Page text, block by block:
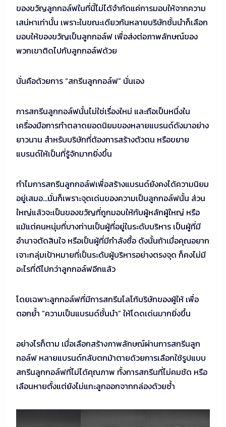
ของขวัญลูกกอล์ฟในที่นี้ไม่ได้จำกัดแค่การมอบให้จากความ
เสน่หาเท่านั้น เพราะในขณะเดียวกันหลายบริษัทชั้นนำก็เลือก
มอบให้ของขวัญเป็นลูกกอล์ฟ เพื่อส่งต่อภาพลักษณ์ของ
พวกเขาติดไปกับลูกกอล์ฟด้วย
นั่นคือด้วยการ “สกรีนลูกกอล์ฟ” นั่นเอง
การสกรีนลูกกอล์ฟนั้นไม่ใช่เรื่องใหม่ และถือเป็นหนึ่งใน
เครื่องมือการทำตลาดยอดนิยมของหลายแบรนด์ดังมาอย่าง
ยาวนาน สำหรับบริษัทที่ต้องการสร้างตัวตน หรือขยาย
แบรนด์ให้เป็นที่รู้จักมากยิ่งขึ้น
ทำไมการสกรีนลูกกอล์ฟเพื่อสร้างแบรนด์ยังคงได้ความนิยม
อยู่เสมอ…นั่นก็เพราะจุดเด่นของความเป็นลูกกอล์ฟนั้น ส่วน
ใหญ่แล้วจะเป็นของขวัญที่ถูกมอบให้กับผู้หลักผู้ใหญ่ หรือ
แม้แต่คนหนุ่มที่บางท่านเป็นผู้ที่อยู่ในระดับบริหาร เป็นผู้ที่มี
อำนาจตัดสินใจ หรือเป็นผู้ที่มีกำลังซื้อ ดังนั้นถ้าเมื่อคุณอยาก
เจาะกลุ่มเป้าหมายที่เป็นระดับผู้บริหารอย่างตรงจุด ก็คงไม่มี
อะไรที่ดีไปกว่าลูกกอล์ฟอีกแล้ว
โดยเฉพาะลูกกอล์ฟที่มีการสกรีนโลโก้บริษัทของผู้ให้ เพื่อ
ตอกย้ำ “ความเป็นแบรนด์ชั้นนำ” ให้โดดเด่นมากยิ่งขึ้น
อย่างไรก็ตาม เมื่อเลือกสร้างภาพลักษณ์ผ่านการสกรีนลูก
กอล์ฟ หลายแบรนด์กลับตกม้าตายด้วยการเลือกใช้รูปแบบ
สกรีนลูกกอล์ฟที่ไม่ได้คุณภาพ ทั้งการสกรีนที่ไม่คมชัด หรือ
เลือนหายตั้งแต่ยังไม่แกะลูกออกจากกล่องด้วยซ้ำ